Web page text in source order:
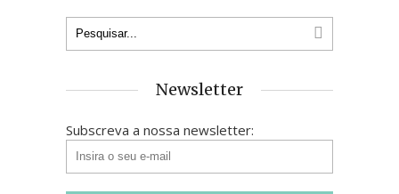
Newsletter
Subscreva a nossa newsletter: